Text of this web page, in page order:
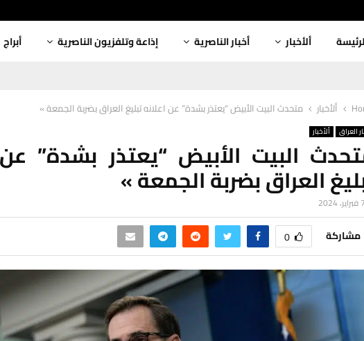
ألأخبار أخبار الناصرية إذاعة وتلفزيون الناصرية أبراج
ألأخبار متحدث البيت الأبيض “يعتذر بشدة” عن اعلانه تبليغ العراق بضربة الجمعة »
العراق ألأخبار
البيت الأبيض “يعتذر بشدة” عن
العراق بضربة الجمعة »
7 فبراير، 2024
مشاركة 0